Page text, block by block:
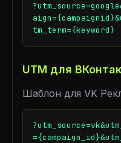
tm_term={keyword}
UTM для
Шаблон для VK